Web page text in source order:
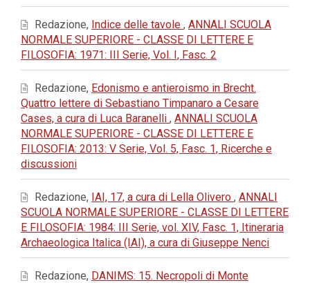
Redazione, Indice delle tavole , ANNALI SCUOLA
NORMALE SUPERIORE - CLASSE DI LETTERE E
FILOSOFIA: 1971: III Serie, Vol. I, Fasc. 2
Redazione, Edonismo e antieroismo in Brecht.
Quattro lettere di Sebastiano Timpanaro a Cesare
Cases, a cura di Luca Baranelli , ANNALI SCUOLA
NORMALE SUPERIORE - CLASSE DI LETTERE E
FILOSOFIA: 2013: V Serie, Vol. 5, Fasc. 1, Ricerche e
discussioni
Redazione, IAI, 17, a cura di Lella Olivero , ANNALI
SCUOLA NORMALE SUPERIORE - CLASSE DI LETTERE
E FILOSOFIA: 1984: III Serie, vol. XIV, Fasc. 1, Itineraria
Archaeologica Italica (IAI), a cura di Giuseppe Nenci
Redazione, DANIMS: 15. Necropoli di Monte